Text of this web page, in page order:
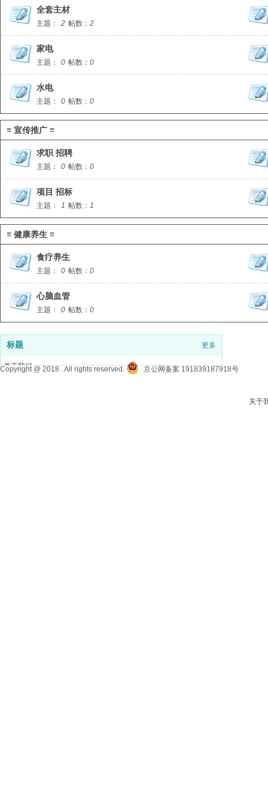
全套主材
主题： 2 帖数： 2
家电
主题： 0 帖数： 0
水电
主题： 0 帖数： 0
≡ 宣传推广 ≡
求职 招聘
主题： 0 帖数： 0
项目 招标
主题： 1 帖数： 1
≡ 健康养生 ≡
食疗养生
主题： 0 帖数： 0
心脑血管
主题： 0 帖数： 0
标题 更多
关于我们
Copyright @ 2018 . All rights reserved. 京公网备案 191839187918号
关于